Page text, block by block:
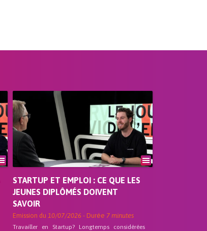
STARTUP ET EMPLOI : CE QUE LES
JEUNES DIPLÔMÉS DOIVENT
SAVOIR
Emission du 10/07/2026 - Durée 7 minutes
Travailler en Startup? Longtemps considérées